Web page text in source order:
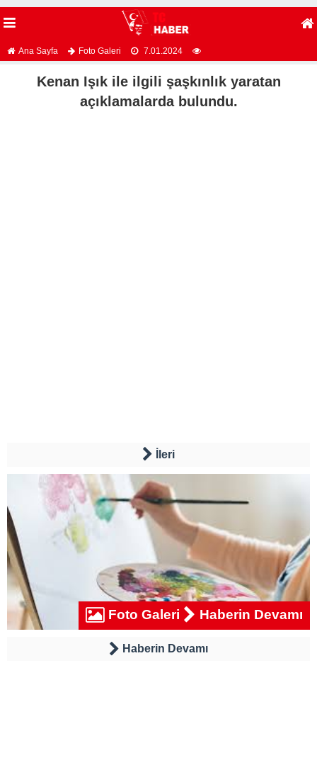
Ana Sayfa Foto Galeri 7.01.2024
Kenan Işık ile ilgili şaşkınlık yaratan
açıklamalarda bulundu.
İleri
Foto Galeri Haberin Devamı
Haberin Devamı